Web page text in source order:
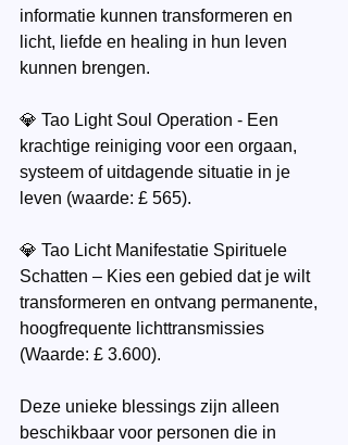
informatie kunnen transformeren en
licht, liefde en healing in hun leven
kunnen brengen.
💎 Tao Light Soul Operation - Een
krachtige reiniging voor een orgaan,
systeem of uitdagende situatie in je
leven (waarde: £ 565).
💎 Tao Licht Manifestatie Spirituele
Schatten – Kies een gebied dat je wilt
transformeren en ontvang permanente,
hoogfrequente lichttransmissies
(Waarde: £ 3.600).
Deze unieke blessings zijn alleen
beschikbaar voor personen die in